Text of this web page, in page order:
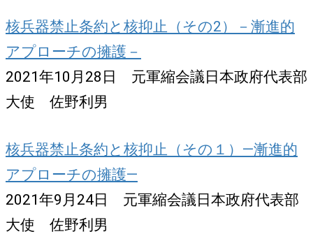
核兵器禁止条約と核抑止（その2）－漸進的
アプローチの擁護－
2021年10月28日 元軍縮会議日本政府代表部
大使 佐野利男
核兵器禁止条約と核抑止（その１）―漸進的
アプローチの擁護―
2021年9月24日 元軍縮会議日本政府代表部
大使 佐野利男